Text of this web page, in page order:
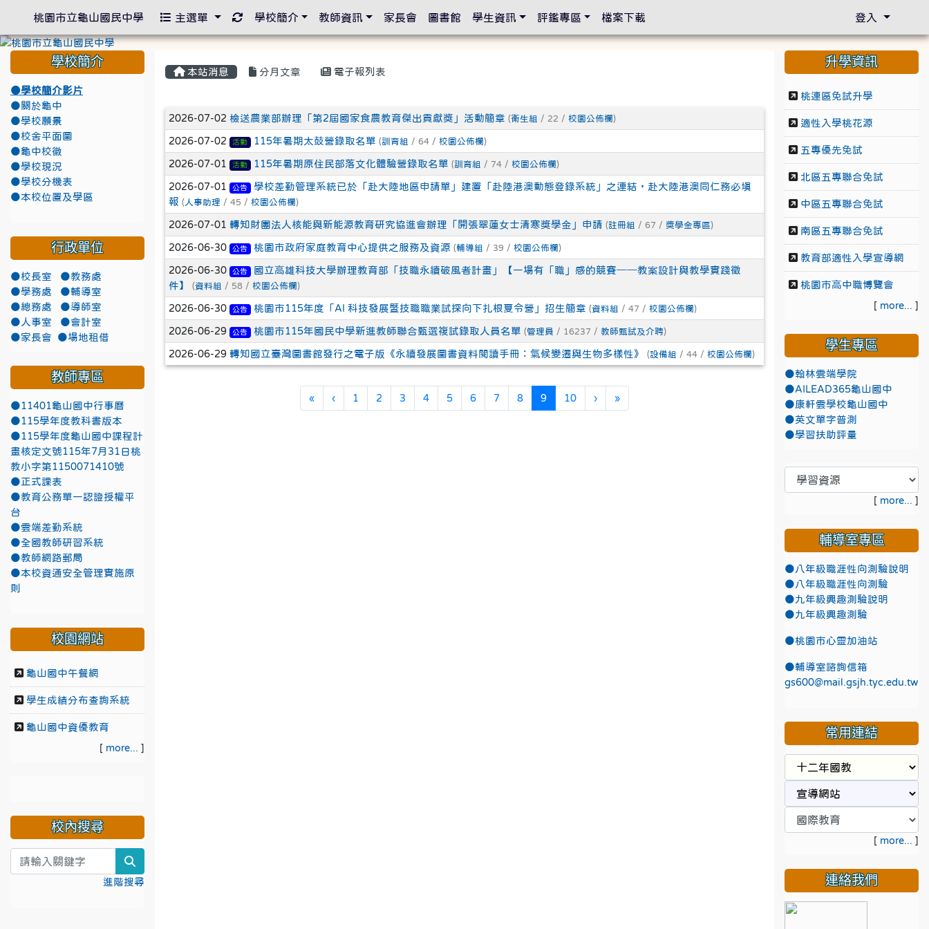
本站消息 分月文章 電子報列表
文章列表
2026-07-02 檢送農業部辦理「第2屆國家食農教育傑出貢獻獎」活動簡章 (衛生組 / 22 / 校園公佈欄 )
2026-07-02 活動 115年暑期太鼓營錄取名單 (訓育組 / 64 / 校園公佈欄 )
2026-07-01 活動 115年暑期原住民部落文化體驗營錄取名單 (訓育組 / 74 / 校園公佈欄 )
2026-07-01 公告
學校差勤管理系統已於「赴大陸地區申請單」建置「赴陸港澳動態登錄系統」之連結，赴大陸港澳同仁務必填
報 ( 人事助理 / 45 / 校園公佈欄 )
2026-07-01 轉知財團法人核能與新能源教育研究協進會辦理「開張翠蓮女士清寒獎學金」申請 (註冊組 / 67 / 獎學金專區)
2026-06-30 公告 桃園市政府家庭教育中心提供之服務及資源 (輔導組 / 39 / 校園公佈欄 )
2026-06-30 公告
國立高雄科技大學辦理教育部「技職永續破風者計畫」【一場有「職」感的競賽──教案設計與教學實踐徵
件】
(資料組 / 58 / 校園公佈欄 )
2026-06-30 公告 桃園市115年度「AI 科技發展暨技職職業試探向下扎根夏令營」招生簡章 (資料組 / 47 / 校園公佈欄 )
2026-06-29 公告 桃園市115年國民中學新進教師聯合甄選複試錄取人員名單 (管理員 / 16237 / 教師甄試及介聘)
2026-06-29 轉知國立臺灣圖書館發行之電子版《永續發展圖書資料閱讀手冊：氣候變遷與生物多樣性》 (設備組 / 44 / 校園公佈欄 )
«第一頁
‹上一頁
1 2 3 4 5 6 7 8 9(目前頁次)
10 ›下一頁
»最後頁
學校簡介
●學校簡介影片
●關於龜中
●學校願景
●校舍平面圖
●龜中校徽
●學校現況
●學校分機表
●本校位置及學區
行政單位
●校長室
●教務處
●學務處
●輔導室
●總務處
●導師室
●人事室
●會計室
●家長會
●場地租借
教師專區
●11401龜山國中行事曆
●115學年度教科書版本
●115學年度龜山國中課程計
畫核定文號115年7月31日桃
教小字第1150071410號
●正式課表
●教育公務單一認證授權平
台
●雲端差勤系統
●全國教師研習系統
●教師網路郵局
●本校資通安全管理實施原
則
校園網站
龜山國中午餐網
學生成績分布查詢系統
龜山國中資優教育
[ more... ]
校內搜尋
進階搜尋
升學資訊
桃連區免試升學
適性入學桃花源
五專優先免試
北區五專聯合免試
中區五專聯合免試
南區五專聯合免試
教育部適性入學宣導網
桃園市高中職博覽會
[ more... ]
學生專區
●翰林雲端學院
●AILEAD365龜山國中
●康軒雲學校龜山國中
●英文單字普測
●學習扶助評量
[ more... ]
輔導室專區
●八年級職涯性向測驗說明
●八年級職涯性向測驗
●九年級興趣測驗說明
●九年級興趣測驗
●桃園市心靈加油站
●輔導室諮詢信箱
gs600@mail.gsjh.tyc.edu.tw
常用連結
[ more... ]
連絡我們
桃園市立龜山國民中學 主選單 重新取得佈景設定
學校簡介 教師資訊 家長會 圖書館 學生資訊 評鑑專區 檔案下載 登入